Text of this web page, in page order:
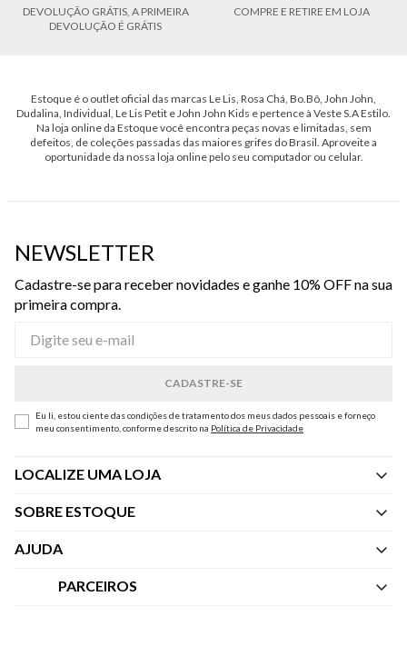
DEVOLUÇÃO GRÁTIS, A PRIMEIRA
DEVOLUÇÃO É GRÁTIS
COMPRE E RETIRE EM LOJA
Estoque é o outlet oficial das marcas Le Lis, Rosa Chá, Bo.Bô, John John,
Dudalina, Individual, Le Lis Petit e John John Kids e pertence à Veste S.A Estilo.
Na loja online da Estoque você encontra peças novas e limitadas, sem
defeitos, de coleções passadas das maiores grifes do Brasil. Aproveite a
oportunidade da nossa loja online pelo seu computador ou celular.
NEWSLETTER
Cadastre-se para receber novidades e ganhe 10% OFF na sua
primeira compra.
Eu li, estou ciente das condições de tratamento dos meus dados pessoais e forneço
meu consentimento, conforme descrito na Política de Privacidade
LOCALIZE UMA LOJA
SOBRE ESTOQUE
Quem Somos
AJUDA
Central de Atendimento
PARCEIROS